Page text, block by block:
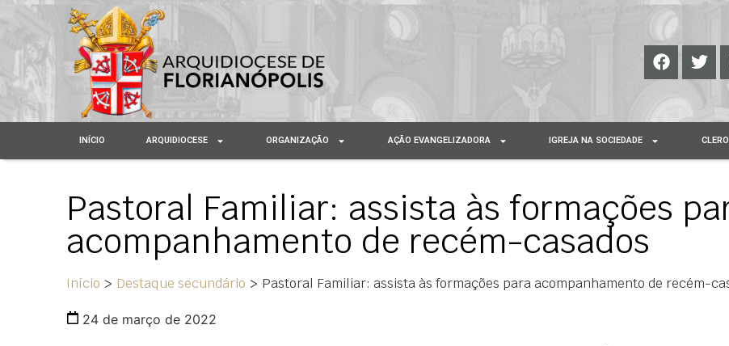
INÍCIO ARQUIDIOCESE ORGANIZAÇÃO AÇÃO EVANGELIZADORA IGREJA NA SOCIEDADE CLERO
Pastoral Familiar: assista às formações
acompanhamento de recém-casados
Início > Destaque secundário > Pastoral Familiar: assista às formações para acompanhamento de recém-
24 de março de 2022